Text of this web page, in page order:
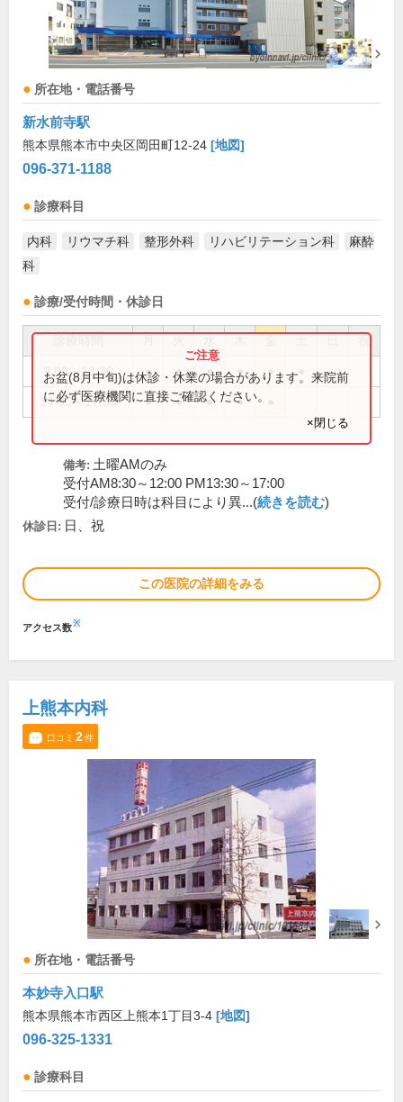
所在地・電話番号
新水前寺駅
熊本県熊本市中央区岡田町12-24 [地図]
096-371-1188
診療科目
内科 リウマチ科 整形外科 リハビリテーション科
麻酔
科
診療/受付時間・休診日
祝
9:00～12:30 ● ● ● ● ●
14:00～17:30 ● ● ● ●
お盆(8月中旬)は休診・休業の場合があります。来院前
に必ず医療機関に直接ご確認ください。
×閉じる
備考: 土曜AMのみ
受付AM8:30～12:00 PM13:30～17:00
受付/診療日時は科目により異...(続きを読む)
休診日: 日、祝
この医院の詳細をみる
アクセス数※
上熊本内科
口コミ 2件
所在地・電話番号
本妙寺入口駅
熊本県熊本市西区上熊本1丁目3-4 [地図]
096-325-1331
診療科目